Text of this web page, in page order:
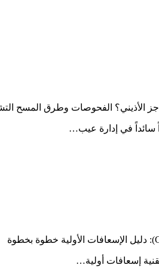
الأذيني؟ الفحوصات وطرق المسح
سائداً في إدارة عيب…
إسعافات أولية…